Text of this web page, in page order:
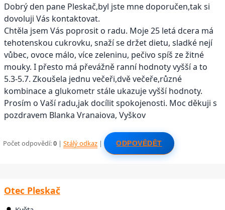
Dobrý den pane Pleskač,byl jste mne doporučen,tak si
dovoluji Vás kontaktovat.
Chtěla jsem Vás poprosit o radu. Moje 25 letá dcera má
tehotenskou cukrovku, snaží se držet dietu, sladké nejí
vůbec, ovoce málo, více zeleninu, pečivo spíš ze žitné
mouky. I přesto má převážně ranní hodnoty vyšší a to
5.3-5.7. Zkoušela jednu večeři,dvě večeře,různé
kombinace a glukometr stále ukazuje vyšší hodnoty.
Prosím o Vaší radu,jak docílit spokojenosti. Moc děkuji s
pozdravem Blanka Vranaiova, Vyškov
Počet odpovědí:0 |Stálý odkaz | ODPOVĚDĚT
Otec Pleskač